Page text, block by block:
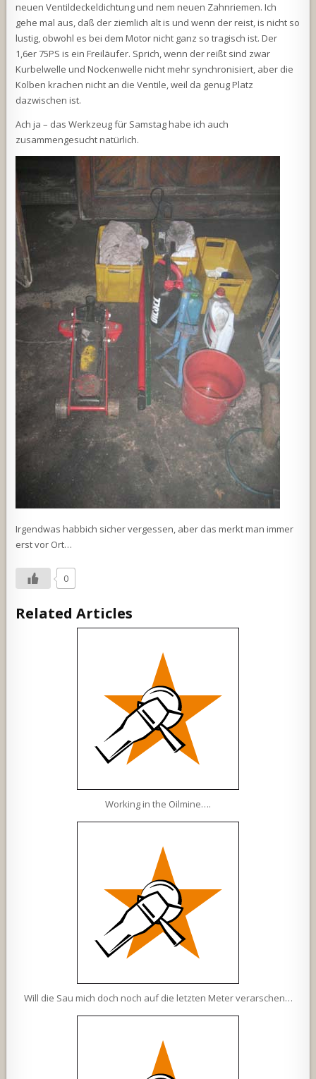
neuen Ventildeckeldichtung und nem neuen Zahnriemen. Ich
gehe mal aus, daß der ziemlich alt is und wenn der reist, is nicht so
lustig, obwohl es bei dem Motor nicht ganz so tragisch ist. Der
1,6er 75PS is ein Freiläufer. Sprich, wenn der reißt sind zwar
Kurbelwelle und Nockenwelle nicht mehr synchronisiert, aber die
Kolben krachen nicht an die Ventile, weil da genug Platz
dazwischen ist.
Ach ja – das Werkzeug für Samstag habe ich auch
zusammengesucht natürlich.
Irgendwas habbich sicher vergessen, aber das merkt man immer
erst vor Ort…
0
Related Articles
Working in the Oilmine….
Will die Sau mich doch noch auf die letzten Meter verarschen…